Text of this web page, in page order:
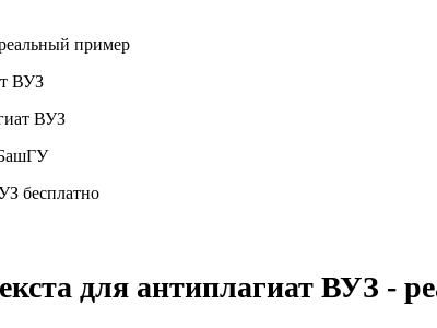
пример
ВУЗ
ВУЗ
бесплатно
для антиплагиат ВУЗ -